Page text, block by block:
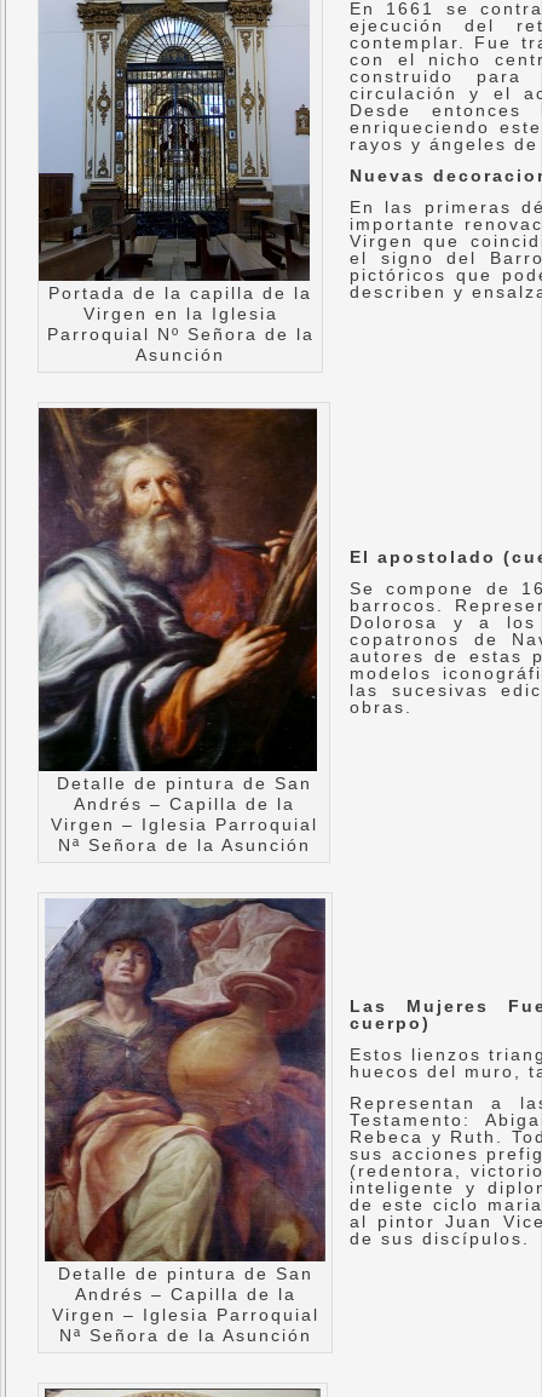
Portada de la capilla de la
Virgen en la Iglesia
Parroquial Nº Señora de la
Asunción
En 1661 se
ejecución del
contemplar. Fue
con el nicho
construido
circulación y el
Desde
enriqueciendo
rayos y ángeles
Nuevas
En las primeras
importante
Virgen que
el signo del
pictóricos que
describen y
Detalle de pintura de San
Andrés – Capilla de la
Virgen – Iglesia Parroquial
Nª Señora de la Asunción
El apostolado
Se compone de
barrocos.
Dolorosa y a los
copatronos de
autores de estas
modelos
las sucesivas
obras.
Detalle de pintura de San
Andrés – Capilla de la
Virgen – Iglesia Parroquial
Nª Señora de la Asunción
Las Mujeres
cuerpo)
Estos lienzos
huecos del muro,
Representan a
Testamento:
Rebeca y Ruth.
sus acciones
(redentora,
inteligente y
de este ciclo
al pintor Juan
de sus discípulos.